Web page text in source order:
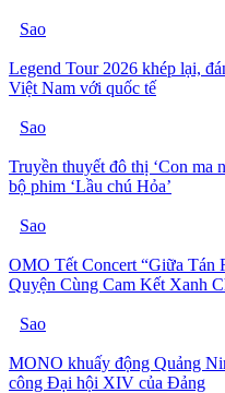
Sao
Legend Tour 2026 khép lại,
Việt Nam với quốc tế
Sao
Truyền thuyết đô thị ‘Con ma
bộ phim ‘Lầu chú Hỏa’
Sao
OMO Tết Concert “Giữa Tán
Quyện Cùng Cam Kết Xanh
Sao
MONO khuấy động Quảng
công Đại hội XIV của Đảng